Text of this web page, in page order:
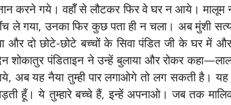
करने गये। वहॉँ से लौटकर फिर वे घर न आये। मालूम
ले गया, उनका फिर कुछ पता ही न चला। अब मुंशी
और दो छोटे-छोटे बच्चों के सिवा पंडित जी के घर में
शोकातुर पंडिताइन ने उन्हें बुलाया और रोकर
अब यह नैया तुम्ही पार लगाओगे तो लग सकती है। यह
हूँ। ये तुम्हारे बच्चे हैं, इन्हें अपनाओ। जब तक